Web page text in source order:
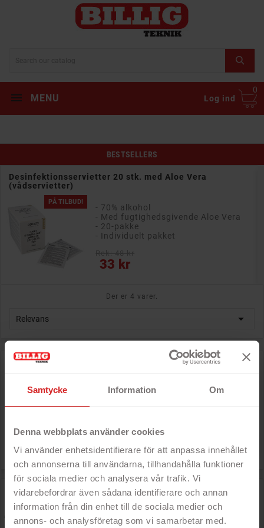
Samtycke Information Om
Denna webbplats använder cookies
Vi använder enhetsidentifierare för att anpassa innehållet
och annonserna till användarna, tillhandahålla funktioner
för sociala medier och analysera vår trafik. Vi
vidarebefordrar även sådana identifierare och annan
information från din enhet till de sociala medier och
annons- och analysföretag som vi samarbetar med.
MENU Log ind
0
BESTSELLERS
Desinfektionsservietter 20 stk. med Aloe Vera
(vådservietter)
PÅ TILBUD!
- 70% alkohol
- Med fugtighedsgivende Aloe Vera
- 20-pakke
- Individuelt pakket
33 kr
Pris
Der er 4 varer.
Relevans 
Desinfektionsservietter 20 stk. med Aloe Vera
PÅ TILBUD!
- 70% alkohol
- 20-pakke
33 kr
Pris 
Goobay trådløs håndholdt støvblæser med 5
mundstykker
- Op til 90 minutters driftstid